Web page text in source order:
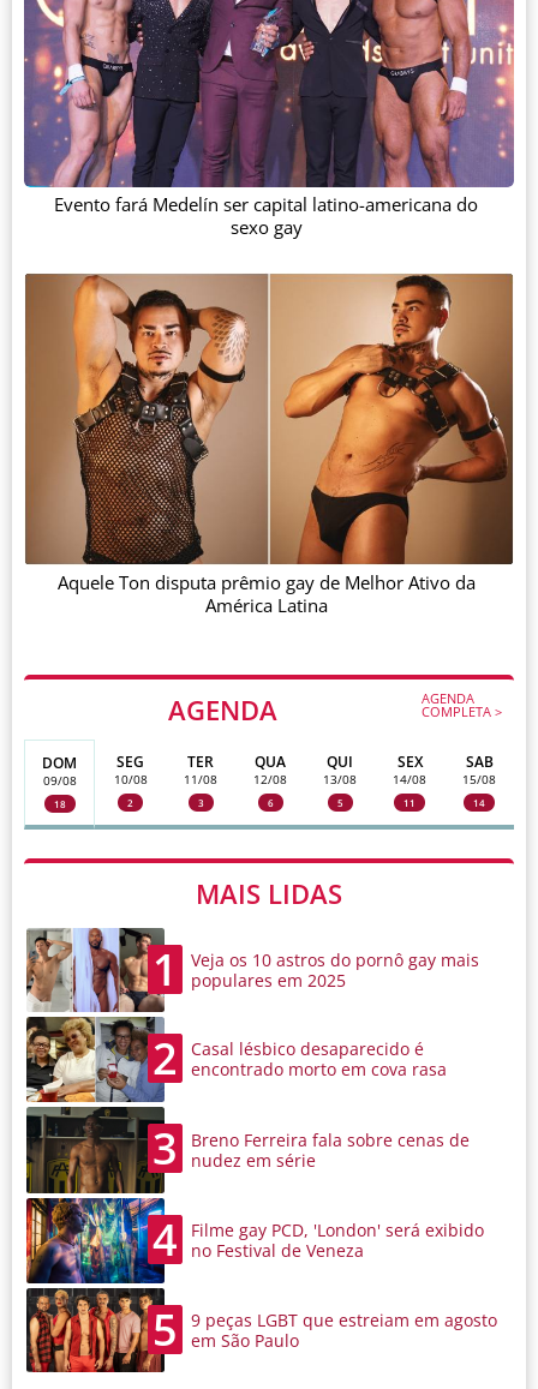
AGENDA AGENDA
COMPLETA >
DOM
09/08
18
SEG
10/08
2
TER
11/08
3
QUA
12/08
6
QUI
13/08
5
SEX
14/08
11
SAB
15/08
14
MAIS LIDAS
1
Veja os 10 astros do pornô gay mais
populares em 2025
2
Casal lésbico desaparecido é
encontrado morto em cova rasa
3
Breno Ferreira fala sobre cenas de
nudez em série
4
Filme gay PCD, 'London' será exibido
no Festival de Veneza
5
9 peças LGBT que estreiam em agosto
em São Paulo
Evento fará Medelín ser capital latino-americana do
sexo gay
Aquele Ton disputa prêmio gay de Melhor Ativo da
América Latina